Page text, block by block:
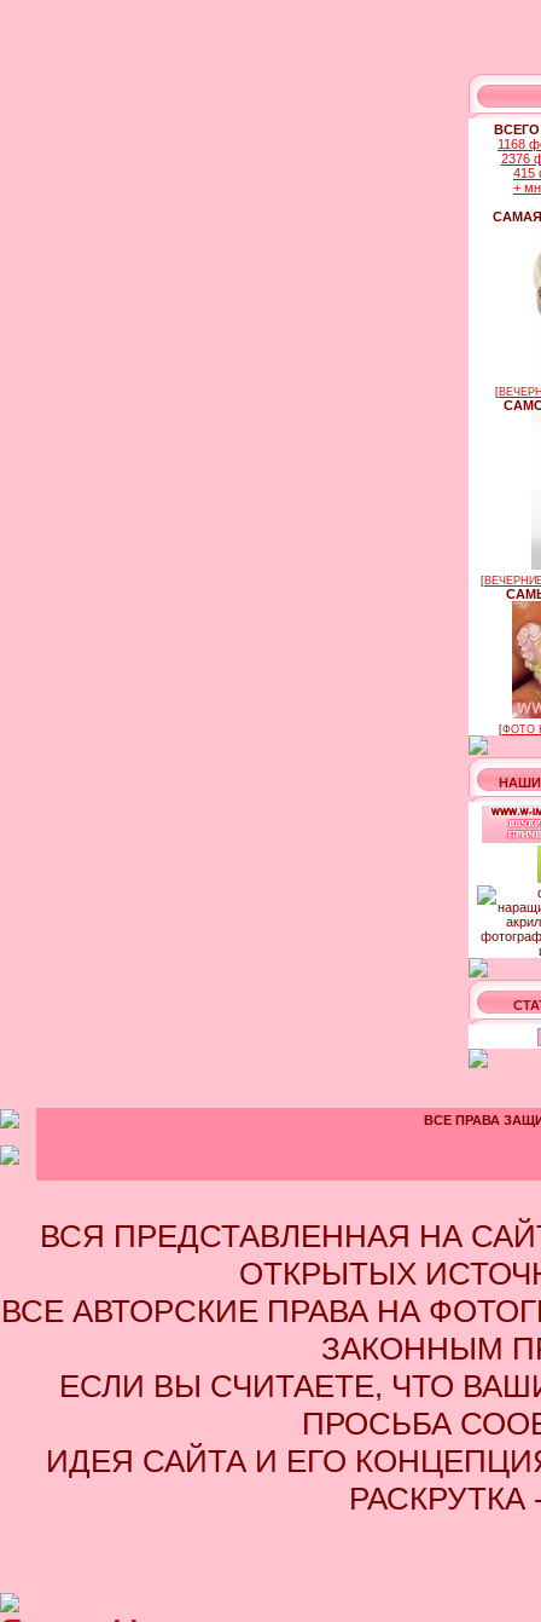
1168
2376
415
+
[
[
[ФОТО
ВСЕ ПРАВА
ВСЯ ПРЕДСТАВЛЕННАЯ НА
ОТКРЫТЫХ
ВСЕ АВТОРСКИЕ ПРАВА НА
ЗАКОННЫМ
ЕСЛИ ВЫ СЧИТАЕТЕ, ЧТО
ПРОСЬБА
ИДЕЯ САЙТА И ЕГО
РАСКРУТКА